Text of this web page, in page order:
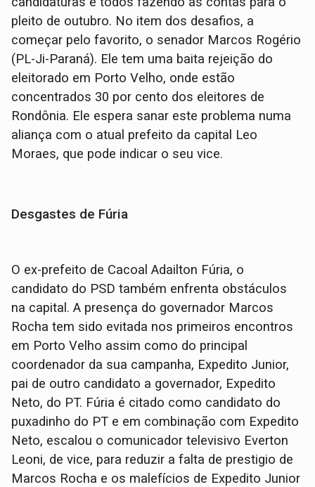
pleito de outubro. No item dos desafios, a
começar pelo favorito, o senador Marcos Rogério
(PL-Ji-Paraná). Ele tem uma baita rejeição do
eleitorado em Porto Velho, onde estão
concentrados 30 por cento dos eleitores de
Rondônia. Ele espera sanar este problema numa
aliança com o atual prefeito da capital Leo
Moraes, que pode indicar o seu vice.
Desgastes de Fúria
O ex-prefeito de Cacoal Adailton Fúria, o
candidato do PSD também enfrenta obstáculos
na capital. A presença do governador Marcos
Rocha tem sido evitada nos primeiros encontros
em Porto Velho assim como do principal
coordenador da sua campanha, Expedito Junior,
pai de outro candidato a governador, Expedito
Neto, do PT. Fúria é citado como candidato do
puxadinho do PT e em combinação com Expedito
Neto, escalou o comunicador televisivo Everton
Leoni, de vice, para reduzir a falta de prestigio de
Marcos Rocha e os malefícios de Expedito Junior